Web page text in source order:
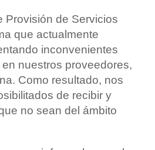
Provisión de Servicios
que actualmente
inconvenientes
nuestros proveedores,
Como resultado, nos
de recibir y
no sean del ámbito